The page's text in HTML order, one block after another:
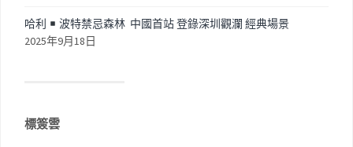
哈利
波特禁忌森林 中國首站 登錄深圳觀瀾 經典場景
2025年9月18日
標簽雲